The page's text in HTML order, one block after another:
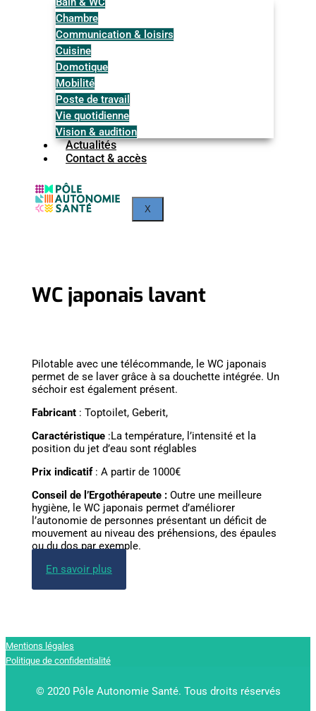
Chambre
Communication & loisirs
Cuisine
Domotique
Mobilité
Poste de travail
Vie quotidienne
Vision & audition
Actualités
Contact & accès
X
WC japonais lavant
Pilotable avec une télécommande, le WC japonais
permet de se laver grâce à sa douchette intégrée. Un
séchoir est également présent.
Fabricant : Toptoilet, Geberit,
Caractéristique :La température, l’intensité et la
position du jet d’eau sont réglables
Prix indicatif: A partir de 1000€
Conseil de l’Ergothérapeute : Outre une meilleure
hygiène, le WC japonais permet d’améliorer
l’autonomie de personnes présentant un déficit de
mouvement au niveau des préhensions, des épaules
ou du dos par exemple.
En savoir plus
Mentions légales
Politique de confidentialité
© 2020 Pôle Autonomie Santé. Tous droits réservés